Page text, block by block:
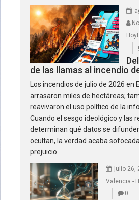
de las llamas al incendio
Los incendios de julio de 2026 en
arrasaron miles de hectáreas;
reavivaron el uso político de la
Cuando el sesgo ideológico y las
determinan qué datos se
ocultan, la verdad acaba
prejuicio.
julio 26,
Valencia -
0